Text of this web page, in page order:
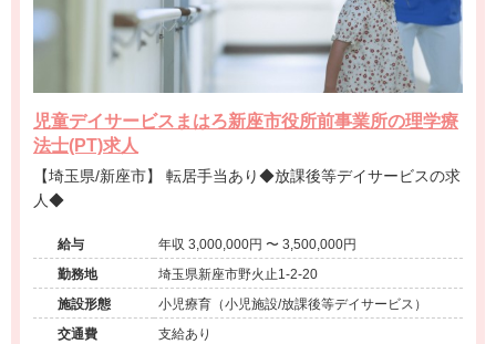
児童デイサービスまはろ新座市役所前事業所の理学療
法士(PT)求人
【埼玉県/新座市】 転居手当あり◆放課後等デイサービスの求
人◆
給与
年収 3,000,000円 〜 3,500,000円
勤務地
埼玉県新座市野火止1-2-20
施設形態
小児療育（小児施設/放課後等デイサービス）
交通費
支給あり